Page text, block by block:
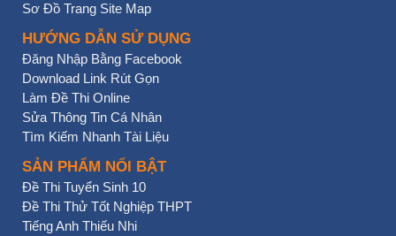
Sơ Đồ Trang Site Map
HƯỚNG DẪN SỬ DỤNG
Đăng Nhập Bằng Facebook
Download Link Rút Gọn
Làm Đề Thi Online
Sửa Thông Tin Cá Nhân
Tìm Kiếm Nhanh Tài Liệu
SẢN PHẨM NỔI BẬT
Đề Thi Tuyển Sinh 10
Đề Thi Thử Tốt Nghiệp THPT
Tiếng Anh Thiếu Nhi